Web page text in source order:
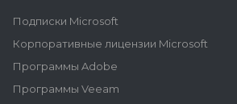
Подписки Microsoft
Корпоративные лицензии Microsoft
Программы Adobe
Программы Veeam